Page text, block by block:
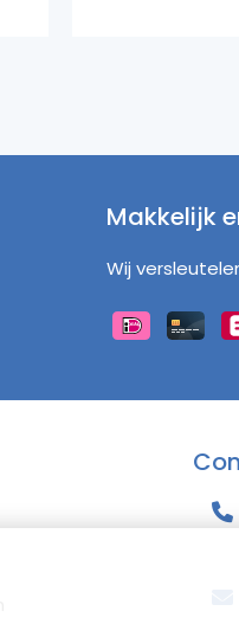
Makkelijk
Wij